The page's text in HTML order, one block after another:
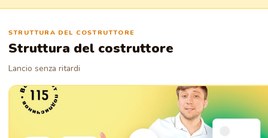
STRUTTURA DEL COSTRUTTORE
Struttura del costruttore
Lancio senza ritardi